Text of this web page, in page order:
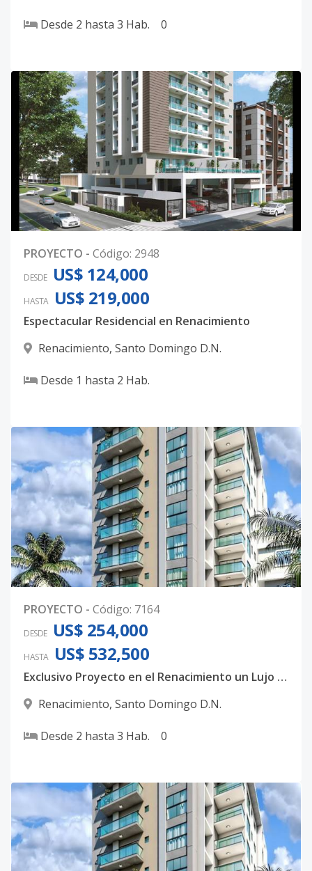
Desde 2 hasta 3 Hab. 0
PROYECTO - Código: 2948
DESDE US$ 124,000
HASTA US$ 219,000
Espectacular Residencial en Renacimiento
Renacimiento, Santo Domingo D.N.
Desde 1 hasta 2 Hab.
0
PROYECTO - Código: 7164
DESDE US$ 254,000
HASTA US$ 532,500
Exclusivo Proyecto en el Renacimiento un Lujo familiar
Renacimiento, Santo Domingo D.N.
Desde 2 hasta 3 Hab. 0